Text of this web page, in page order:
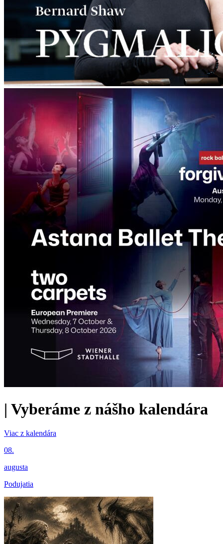
| Vyberáme z nášho kalendára
Viac z kalendára
08.
augusta
Podujatia